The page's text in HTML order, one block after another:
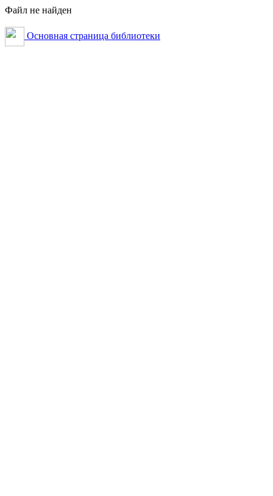
Файл не найден
Основная страница библиотеки